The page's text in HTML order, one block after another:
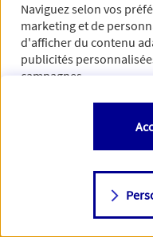
Naviguez selon vos
marketing et de
d'afficher du contenu
publicités
campagnes.
Vous êtes libre de les
changer d'avis à tout
Consulter notre